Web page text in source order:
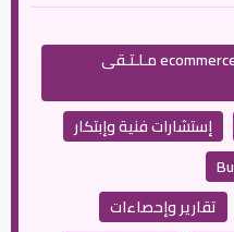
ecommerce Portal . Business Matching B2B مـلـتـقى
إستشارات فنية وإبتكار
تقارير وإحصاءات